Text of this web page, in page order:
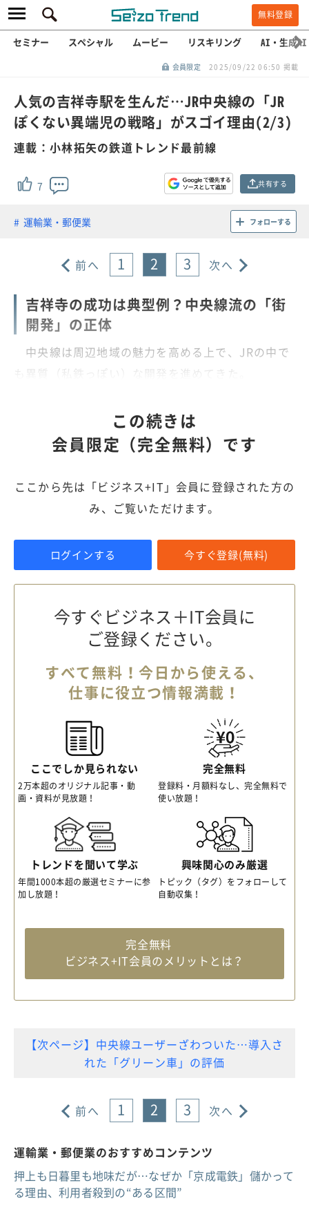
無料登録
セミナー スペシャル ムービー リスキリング AI・生成AI
会員限定 2025/09/22 06:50 掲載
人気の吉祥寺駅を生んだ…JR中央線の「JR
ぽくない異端児の戦略」がスゴイ理由(2/3)
連載：小林拓矢の鉄道トレンド最前線
7 共有する
運輸業・郵便業 フォローする
前へ 1 2 3 次へ
吉祥寺の成功は典型例？中央線流の「街
開発」の正体
中央線は周辺地域の魅力を高める上で、JRの中で
も異質（私鉄っぽい）な開発を進めてきた。
この続きは
会員限定（完全無料）です
ここから先は「ビジネス+IT」会員に登録された方の
み、ご覧いただけます。
ログインする 今すぐ登録(無料)
今すぐビジネス＋IT会員に
ご登録ください。
すべて無料！今日から使える、
仕事に役立つ情報満載！
ここでしか見られない
2万本超のオリジナル記事・動
画・資料が見放題！
完全無料
登録料・月額料なし、完全無料で
使い放題！
トレンドを聞いて学ぶ
年間1000本超の厳選セミナーに参
加し放題！
興味関心のみ厳選
トピック（タグ）をフォローして
自動収集！
完全無料
ビジネス+IT会員のメリットとは？
【次ページ】中央線ユーザーざわついた…導入さ
れた「グリーン車」の評価
前へ 1 2 3 次へ
運輸業・郵便業のおすすめコンテンツ
押上も日暮里も地味だが…なぜか「京成電鉄」儲かって
る理由、利用者殺到の“ある区間”